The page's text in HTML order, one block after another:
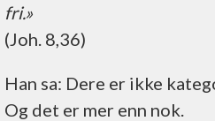
fri.»
(Joh. 8,36)
Han sa: Dere er ikke
Og det er mer enn nok.